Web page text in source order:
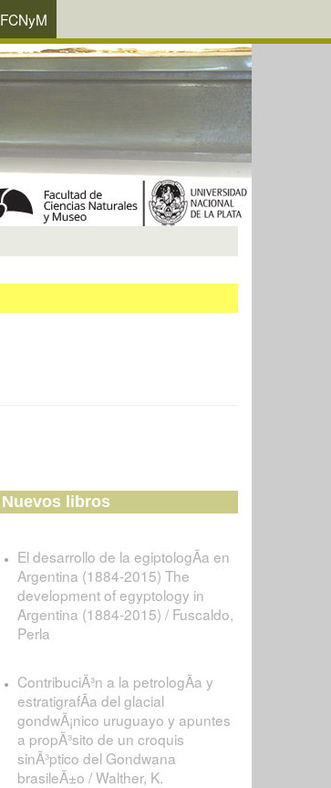
FCNyM
Nuevos libros
El desarrollo de la egiptologÃ­a en
Argentina (1884-2015) The
development of egyptology in
Argentina (1884-2015) / Fuscaldo,
Perla
ContribuciÃ³n a la petrologÃ­a y
estratigrafÃ­a del glacial
gondwÃ¡nico uruguayo y apuntes
a propÃ³sito de un croquis
sinÃ³ptico del Gondwana
brasileÃ±o / Walther, K.